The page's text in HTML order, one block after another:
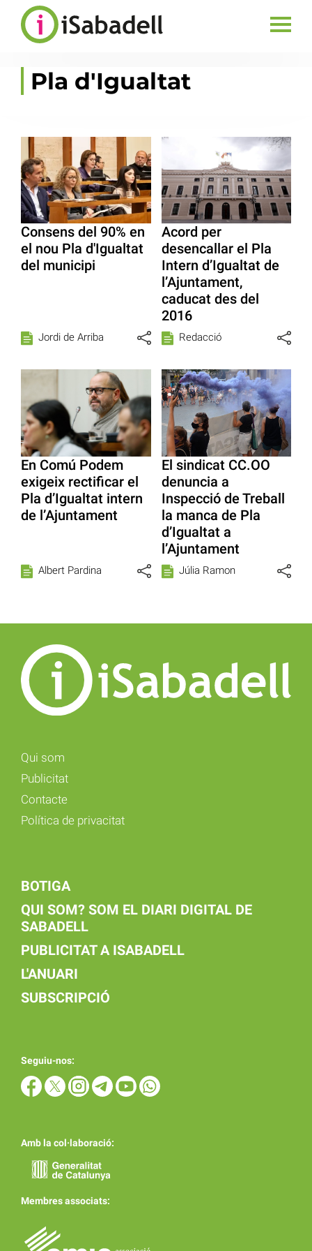
Pla d'Igualtat
Consens del 90% en
el nou Pla d'Igualtat
del municipi
Jordi de Arriba
Acord per
desencallar el Pla
Intern d’Igualtat de
l’Ajuntament,
caducat des del
2016
Redacció
En Comú Podem
exigeix rectificar el
Pla d’Igualtat intern
de l’Ajuntament
Albert Pardina
El sindicat CC.OO
denuncia a
Inspecció de Treball
la manca de Pla
d’Igualtat a
l’Ajuntament
Júlia Ramon
Qui som
Publicitat
Contacte
Política de privacitat
BOTIGA
QUI SOM? SOM EL DIARI DIGITAL DE
SABADELL
PUBLICITAT A ISABADELL
L'ANUARI
SUBSCRIPCIÓ
Seguiu-nos:
Amb la col·laboració:
Membres associats: